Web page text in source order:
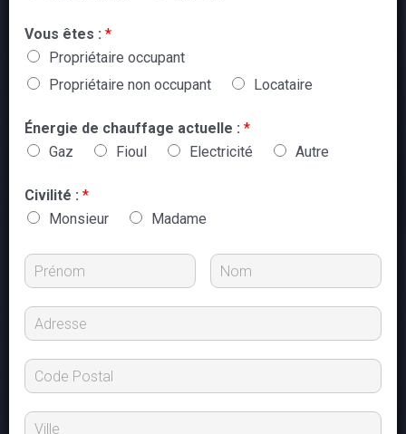
Vous êtes : *
Propriétaire occupant
Propriétaire non occupant
Locataire
Énergie de chauffage actuelle : *
Gaz
Fioul Electricité Autre
Civilité : *
Monsieur
Madame